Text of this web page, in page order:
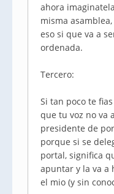
ahora
misma
eso si que va a
ordenada.
Tercero:
Si tan poco te
que tu voz no va
presidente de
porque si se
portal, significa
apuntar y la va a
el mio (y sin